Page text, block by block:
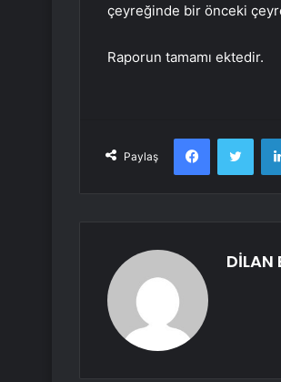
çeyreğinde bir önceki
Raporun tamamı ektedir.
Paylaş
Facebook
DİLAN